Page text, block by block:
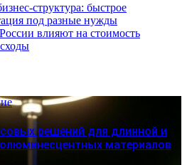
структура: быстрое
под разные нужды
влияют на стоимость
решений для длинной и
материалов